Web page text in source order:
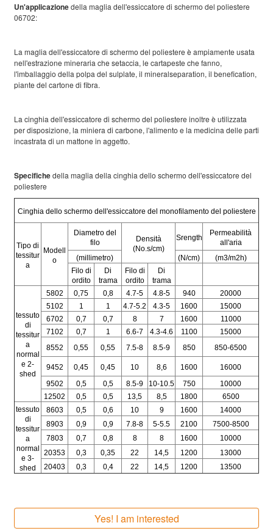
Un'applicazionedella maglia dell'essiccatore di schermo del poliestere
06702:
La maglia dell'essiccatore di schermo del poliestere è ampiamente usata
nell'estrazione mineraria che setaccia, le cartapeste che fanno,
l'imballaggio della polpa del sulplate, il mineralseparation, il benefication,
piante del cartone di fibra.
La cinghia dell'essiccatore di schermo del poliestere inoltre è utilizzata
per disposizione, la miniera di carbone, l'alimento e la medicina delle parti
incastrata di un mattone in aggetto.
Specifichedella maglia della cinghia dello schermo dell'essiccatore del
poliestere
Cinghia dello schermo dell'essiccatore del monofilamento del poliestere
Tipo di
tessitur
a
Modell
o
Diametro del
filo
Densità
(No.s/cm)
Srength
Permeabilità
all'aria
(millimetro)
(N/cm)
(m3/m2h)
Filo di
ordito
Di
trama
Filo di
ordito
Di
trama
tessuto
di
tessitur
a
normal
e 2-
shed
5802 0,75 0,8 4.7-5 4.8-5 940
20000
5102
1 1 4.7-5.2 4.3-5 1600
15000
6702
0,7 0,7 8 7 1600
11000
7102
0,7 1 6.6-7 4.3-4.6 1100
15000
8552
0,55 0,55 7.5-8 8.5-9 850 850-6500
9452 0,45 0,45 10 8,6 1600
16000
9502
0,5 0,5 8.5-9 10-10.5 750
10000
12502
0,5 0,5 13,5 8,5 1800
6500
tessuto
di
tessitur
a
normal
e 3-
shed
8603 0,5 0,6 10 9 1600
14000
8903
0,9 0,9 7.8-8 5-5.5 2100
7500-8500
7803
0,7 0,8 8 8 1600
10000
20353
0,3 0,35 22 14,5 1200
13000
20403
0,3 0,4 22 14,5 1200 13500
Yes! I am interested